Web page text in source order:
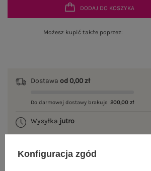
DODAJ DO KOSZYKA
Możesz kupić także poprzez:
Dostawa od 0,00 zł
Do darmowej dostawy brakuje 200,00 zł
Wysyłka jutro
Konfiguracja zgód